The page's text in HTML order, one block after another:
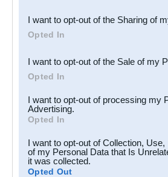
Downstream Participants
third parties.
I want to opt-out of the Sharing of
Opted In
I want to opt-out of the Sale of my
Opted In
I want to opt-out of processing my
Advertising.
Opted In
I want to opt-out of Collection,
of my Personal Data that Is
it was collected.
Opted Out